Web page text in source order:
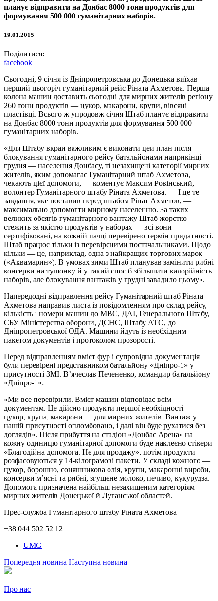
планує відправити на Донбас 8000 тонн продуктів для
формування 500 000 гуманітарних наборів.
19.01.2015
Поділитися:
facebook
Сьогодні, 9 січня із Дніпропетровська до Донецька виїхав
перший цьогоріч гуманітарний рейс Ріната Ахметова. Перша
колона машин доставить сьогодні для мирних жителів регіону
260 тонн продуктів — цукор, макарони, крупи, вівсяні
пластівці. Всього ж упродовж січня Штаб планує відправити
на Донбас 8000 тонн продуктів для формування 500 000
гуманітарних наборів.
«Для Штабу вкрай важливим є виконати цей план після
блокування гуманітарного рейсу батальйонами наприкінці
грудня — населення Донбасу, ті незахищені категорії мирних
жителів, яким допомагає Гуманітарний штаб Ахметова,
чекають цієї допомоги, — коментує Максим Ровінський,
волонтер Гуманітарного штабу Ріната Ахметова. — І це те
завдання, яке поставив перед штабом Рінат Ахметов, —
максимально допомогти мирному населенню. За таких
великих обсягів гуманітарного вантажу Штаб жорстко
стежить за якістю продуктів у наборах — всі вони
сертифіковані, на кожній пачці перевірено термін придатності.
Штаб працює тільки із перевіреними постачальниками. Щодо
кільки — це, наприклад, одна з найкращих торгових марок
(«Аквамарин»). В умовах зими Штаб планував замінити рибні
консерви на тушонку й у такий спосіб збільшити калорійність
наборів, але блокування вантажів у грудні завадило цьому».
Напередодні відправлення рейсу Гуманітарний штаб Ріната
Ахметова направив листа із повідомленням про склад рейсу,
кількість і номери машин до МВС, ДАІ, Генерального Штабу,
СБУ, Міністерства оборони, ДСНС, Штабу АТО, до
Дніпропетровської ОДА. Машини йдуть із необхідним
пакетом документів і протоколом прозорості.
Перед відправленням вміст фур і супровідна документація
були перевірені представником батальйону «Дніпро-1» у
присутності ЗМІ. В’ячеслав Печененко, командир батальйону
«Дніпро-1»:
«Ми все перевірили. Вміст машин відповідає всім
документам. Це дійсно продукти першої необхідності —
цукор, крупа, макарони — для мирних жителів. Вантаж у
нашій присутності опломбовано, і далі він буде рухатися без
доглядів». Після прибуття на стадіон «Донбас Арена» на
кожну одиницю гуманітарної допомоги буде наклеєно стікери
«Благодійна допомога. Не для продажу», потім продукти
розфасовуються у 14-кілограмові пакети. У складі кожного —
цукор, борошно, соняшникова олія, крупи, макаронні вироби,
консерви м’ясні та рибні, згущене молоко, печиво, кукурудза.
Допомога призначена найбільш незахищеним категоріям
мирних жителів Донецької й Луганської областей.
Прес-служба Гуманітарного штабу Ріната Ахметова
+38 044 502 52 12
UMG
Попередня новина Наступна новина
Про нас